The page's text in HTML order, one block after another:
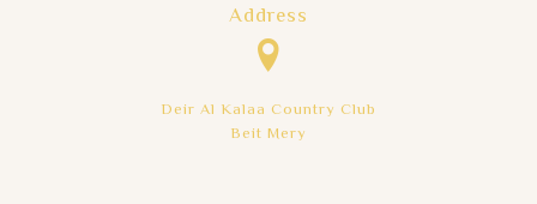
Address
Deir Al Kalaa Country Club
Beit Mery